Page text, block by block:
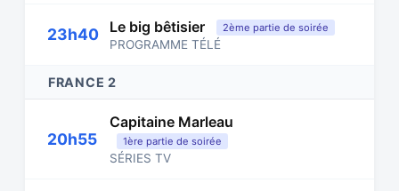
23h40 Le big bêtisier 2ème partie de soirée
PROGRAMME TÉLÉ
FRANCE 2
20h55
Capitaine Marleau
1ère partie de soirée
SÉRIES TV